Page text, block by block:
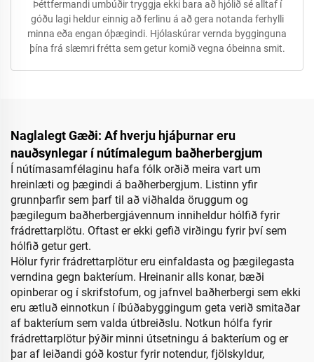
Þéttfermandi umbúðir tryggja ekki bara að hjólið sé alltaf í
góðu lagi heldur einnig að ferlinu á að gera notanda ferhylli
minna eða engan óþægindi. Hjólaskúrar vernda bygginguna
þína frá slæmri frétta sem getur komið vegna óbeinna smit.
Naglalegt Gæði: Af hverju hjáþurnar eru
nauðsynlegar í nútímalegum baðherbergjum
Í nútímasamfélaginu hafa fólk orðið meira vart um
hreinlæti og þægindi á baðherbergjum. Listinn yfir
grunnþarfir sem þarf til að viðhalda öruggum og
þægilegum baðherbergjávennum inniheldur hólfið fyrir
frádrettarplötu. Oftast er ekki gefið virðingu fyrir því sem
hólfið getur gert.
Hölur fyrir frádrettarplötur eru einfaldasta og þægilegasta
verndina gegn bakteríum. Hreinanir alls konar, bæði
opinberar og í skrifstofum, og jafnvel baðherbergi sem ekki
eru ætluð einnotkun í íbúðabyggingum geta verið smitaðar
af bakteríum sem valda útbreiðslu. Notkun hólfa fyrir
frádrettarplötur þýðir minni útsetningu á bakteríum og er
þar af leiðandi góð kostur fyrir notendur, fjölskyldur,